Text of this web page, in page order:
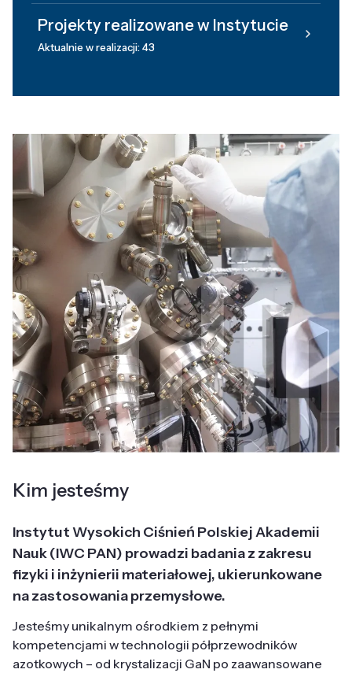
Projekty realizowane w Instytucie
Aktualnie w realizacji: 43
Kim jesteśmy
Instytut Wysokich Ciśnień Polskiej Akademii
Nauk (IWC PAN) prowadzi badania z zakresu
fizyki i inżynierii materiałowej, ukierunkowane
na zastosowania przemysłowe.
Jesteśmy unikalnym ośrodkiem z pełnymi
kompetencjami w technologii półprzewodników
azotkowych – od krystalizacji GaN po zaawansowane